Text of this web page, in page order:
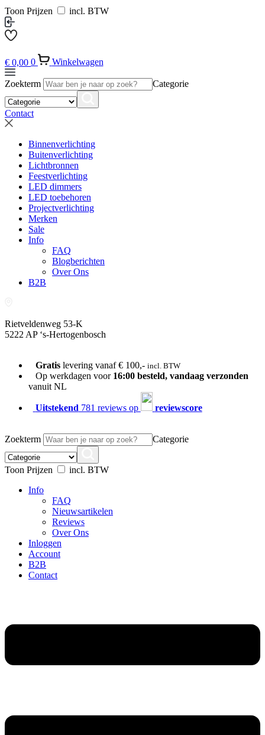
Toon Prijzen incl. BTW
€ 0,00 0 Winkelwagen
Zoekterm Categorie
Contact
Binnenverlichting
Buitenverlichting
Lichtbronnen
Feestverlichting
LED dimmers
LED toebehoren
Projectverlichting
Merken
Sale
Info
FAQ
Blogberichten
Over Ons
B2B
Rietveldenweg 53-K
5222 AP ‘s-Hertogenbosch
Gratislevering vanaf € 100,- incl. BTW
Op werkdagen voor 16:00 besteld, vandaag verzonden
vanuit NL
Uitstekend 781 reviews op reviewscore
Zoekterm Categorie
Toon Prijzen
incl. BTW
Info
FAQ
Nieuwsartikelen
Reviews
Over Ons
Inloggen
Account
B2B
Contact